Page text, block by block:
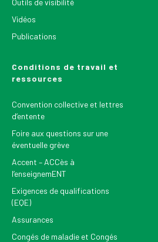
Outils de visibilité
Vidéos
Publications
Conditions de travail et
ressources
Convention collective et lettres
d’entente
Foire aux questions sur une
éventuelle grève
Accent – ACCès à
l’enseignemENT
Exigences de qualifications
(EQE)
Assurances
Congés de maladie et Congés